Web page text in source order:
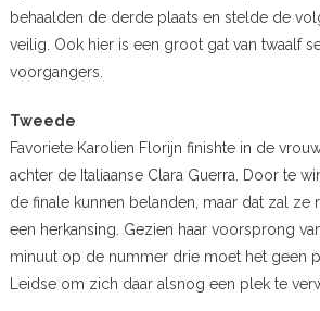
behaalden de derde plaats en stelde de
veilig. Ook hier is een groot gat van twaalf
voorgangers.
Tweede
Favoriete Karolien Florijn finishte in de
achter de Italiaanse Clara Guerra. Door te
de finale kunnen belanden, maar dat zal ze
een herkansing. Gezien haar voorsprong
minuut op de nummer drie moet het geen
Leidse om zich daar alsnog een plek te